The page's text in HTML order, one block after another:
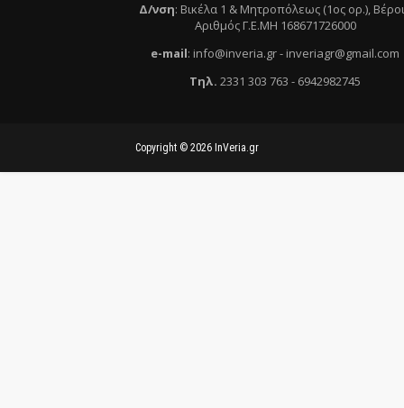
Δ/νση: Βικέλα 1 & Μητροπόλεως (1ος ορ.),
Αριθμός Γ.Ε.ΜΗ 168671726000
e-mail: info@inveria.gr- inveriagr@gmail.com
Τηλ. 2331 303 763 - 6942982745
Copyright © 2026 InVeria.gr